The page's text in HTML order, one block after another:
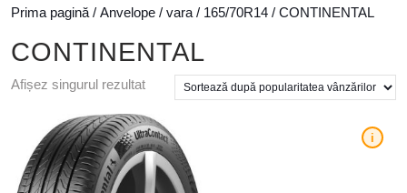
Prima pagină / Anvelope / vara / 165/70R14 / CONTINENTAL
CONTINENTAL
Afișez singurul rezultat
i